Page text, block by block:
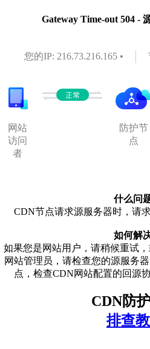
Gateway Time-out 504 -
您的IP: 216.73.216.165 •
网站
访问
者
防护节
点
什么问
CDN节点请求源服务器时，请
如何解
如果您是网站用户，请稍候重试
网站管理员，请检查您的源服务
点，检查CDN网站配置的回源
CDN防
排查